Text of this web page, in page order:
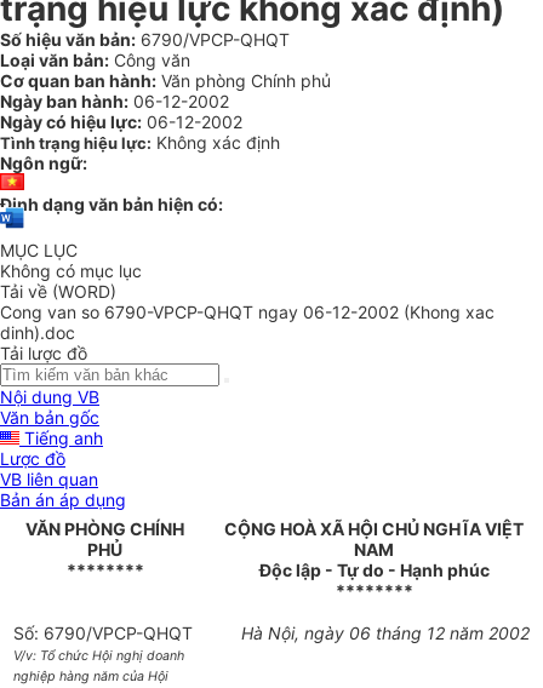
trạng hiệu lực không xác định)
Số hiệu văn bản: 6790/VPCP-QHQT
Loại văn bản: Công văn
Cơ quan ban hành: Văn phòng Chính phủ
Ngày ban hành: 06-12-2002
Ngày có hiệu lực: 06-12-2002
Tình trạng hiệu lực: Không xác định
Ngôn ngữ:
Định dạng văn bản hiện có:
MỤC LỤC
Không có mục lục
Tải về (WORD)
Cong van so 6790-VPCP-QHQT ngay 06-12-2002 (Khong xac
dinh).doc
Tải lược đồ
Nội dung VB
Văn bản gốc
Tiếng anh
Lược đồ
VB liên quan
Bản án áp dụng
VĂN PHÒNG CHÍNH
PHỦ
********
CỘNG HOÀ XÃ HỘI CHỦ NGHĨA VIỆT
NAM
Độc lập - Tự do - Hạnh phúc
********
Số: 6790/VPCP-QHQT
V/v: Tổ chức Hội nghị doanh
nghiệp hàng năm của Hội
Hà Nội, ngày 06 tháng 12 năm 2002